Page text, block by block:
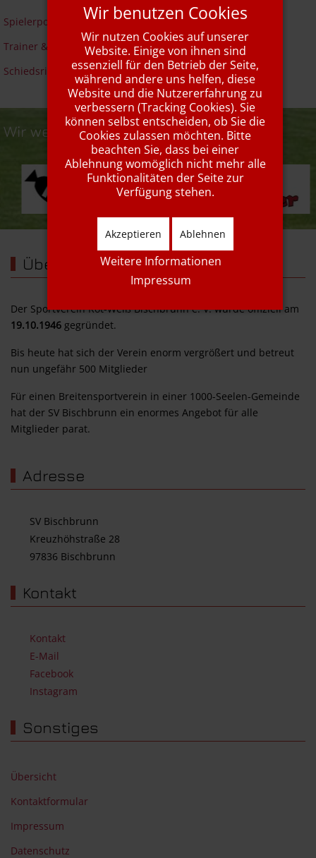
Spielerportraits
Trainer & Betreuer
Schiedsrichter
Wir werden unterstützt von...
Über uns
Der Sportverein Rot-Weiß Bischbrunn e. V. wurde offiziell am
19.10.1946 gegründet.
Bis heute hat sich der Verein enorm vergrößert und betreut
nun ungefähr 500 Mitglieder
Für einen Breitensportverein in einer 1000-Seelen-Gemeinde
hat der SV Bischbrunn ein enormes Angebot für alle
Mitglieder parat.
Adresse
SV Bischbrunn
Kreuzhöhstraße 28
97836 Bischbrunn
Kontakt
Kontakt
E-Mail
Facebook
Instagram
Sonstiges
Übersicht
Kontaktformular
Impressum
Datenschutz
Wir benutzen Cookies
Wir nutzen Cookies auf unserer
Website. Einige von ihnen sind
essenziell für den Betrieb der Seite,
während andere uns helfen, diese
Website und die Nutzererfahrung zu
verbessern (Tracking Cookies). Sie
können selbst entscheiden, ob Sie die
Cookies zulassen möchten. Bitte
beachten Sie, dass bei einer
Ablehnung womöglich nicht mehr alle
Funktionalitäten der Seite zur
Verfügung stehen.
Akzeptieren Ablehnen
Weitere Informationen
Impressum